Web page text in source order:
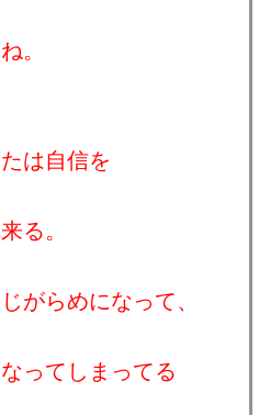
。
は自信を
る。
がらめになって、
ってしまってる